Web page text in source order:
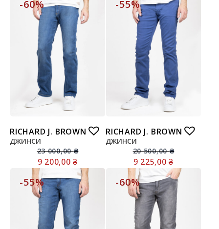
-60%
RICHARD J. BROWN
ДЖИНСИ
23 000,00₴
9 200,00₴
-55%
RICHARD J. BROWN
ДЖИНСИ
20 500,00₴
9 225,00₴
-55% -60%